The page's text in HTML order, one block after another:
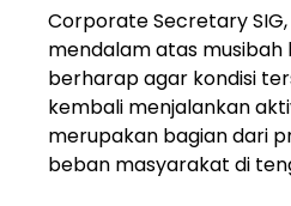
Corporate Secretary
mendalam atas musibah
berharap agar kondisi
kembali menjalankan
merupakan bagian dari
beban masyarakat di